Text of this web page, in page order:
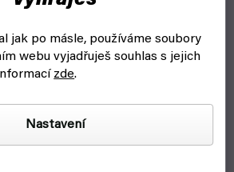
jak po másle, používáme soubory
webu vyjadřuješ souhlas s jejich
zde.
Nastavení